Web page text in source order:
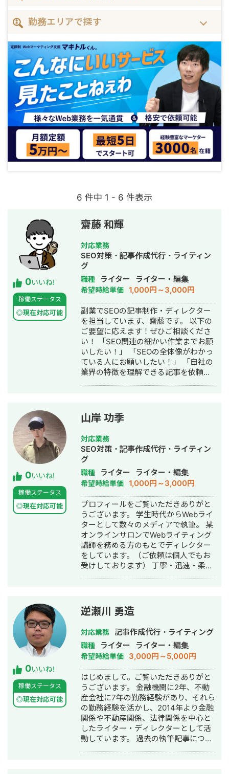
勤務エリアで探す
6 件中 1 - 6 件表示
0いいね!
稼働ステータス
◎現在対応可能
齋藤 和輝
対応業務
SEO対策・記事作成代行・ライティン
グ
職種 ライター ライター・編集
希望時給単価 1,000円～3,000円
副業でSEOの記事制作・ディレクター
を担当しています、齋藤です。 以下の
ご要望に応えます！ぜひご相談くださ
い！ 「SEO関連の細かい作業までお願
いしたい！」 「SEOの全体像がわかっ
ている人にお願いしたい！」 「自社の
業界の特徴を理解できる記事を依頼し
SEOを全般的に対応可能で、内部・外
部・コンテンツ・E-E-A-Tに関する提
案も可能です！ ・業界を入念に調べた
うえで、AIやキュレーションでは作成
できない記事を納品します！ ■実績
#SEO ・200記事以上作成 ・検索順位
10位以内多数 ・「SEOラウンジプロ」
卒業生 ■ これまでの記事制作の主な経
験業界 ・SaaS ・人材 ・コンサル ・
Webマーケ（YouTube・SNS・MEOな
ど） ・不動産 ・害虫駆除 ・家事 担当
業務・得意業務 ■得意業務 ・マニュア
ル作成 ・業務まきとり
0いいね!
稼働ステータス
◎現在対応可能
山岸 功季
対応業務
SEO対策・記事作成代行・ライティン
グ
職種 ライター ライター・編集
希望時給単価 1,000円～3,000円
プロフィールをご覧いただきありがと
うございます。 学生時代からWebライ
ターとして数々のメディアで執筆。 某
オンラインサロンでWebライティング
講師を務める方のもとでディレクター
をしています。（ご依頼は個人でもお
受けしております） 丁寧・迅速・柔軟
営をした経験を活かし、大手メディア
のライターとして1年間執筆。プログラ
ミングスクールジャンルで、大手企業
が運営するスクールや事業責任者への
アポイントから取材、執筆までも担
当。 インフルエンサー様のWebメディ
アで執筆、3ヶ月間で2倍以上のPVアッ
プを実現。 埼玉県川口市出身 東京国際
大学 経済学科卒 現フリーランスWebラ
イター、ディレクター ■実績 ・Webメ
ディア執筆2年間で400記事以上 ・
YouTube台本制作10本 ・Webメディア
の月間PV数約3万 コンテンツ制作ディ
レクションも可能ですので、お気軽に
ご連絡ください！
0いいね!
稼働ステータス
◎現在対応可能
逆瀬川 勇造
対応業務 記事作成代行・ライティング
職種 ライター ライター・編集
希望時給単価 3,000円～5,000円
はじめまして。ご覧いただきありがと
うございます。 金融機関に2年、不動
産会社に7年の勤務経験があり、それら
の勤務経験を活かし、2014年より金融
関係や不動産関係、法律関係を中心と
したライター・ディレクターとして活
動しています。 過去の執筆記事につい